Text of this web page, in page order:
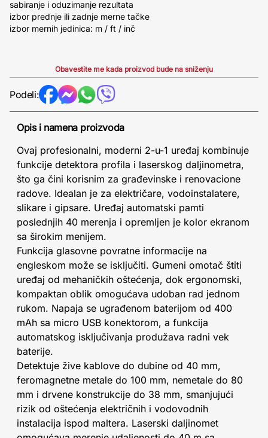
sabiranje i oduzimanje rezultata
izbor prednje ili zadnje merne tačke
izbor mernih jedinica: m / ft / inč
Obavestite me kada proizvod bude na sniženju
Podeli:
Opis i namena proizvoda
Ovaj profesionalni, moderni 2-u-1 uređaj kombinuje
funkcije detektora profila i laserskog daljinometra,
što ga čini korisnim za građevinske i renovacione
radove. Idealan je za električare, vodoinstalatere,
slikare i gipsare. Uređaj automatski pamti
poslednjih 40 merenja i opremljen je kolor ekranom
sa širokim menijem.
Funkcija glasovne povratne informacije na
engleskom može se isključiti. Gumeni omotač štiti
uređaj od mehaničkih oštećenja, dok ergonomski,
kompaktan oblik omogućava udoban rad jednom
rukom. Napaja se ugrađenom baterijom od 400
mAh sa micro USB konektorom, a funkcija
automatskog isključivanja produžava radni vek
baterije.
Detektuje žive kablove do dubine od 40 mm,
feromagnetne metale do 100 mm, nemetale do 80
mm i drvene konstrukcije do 38 mm, smanjujući
rizik od oštećenja električnih i vodovodnih
instalacija ispod maltera. Laserski daljinomet